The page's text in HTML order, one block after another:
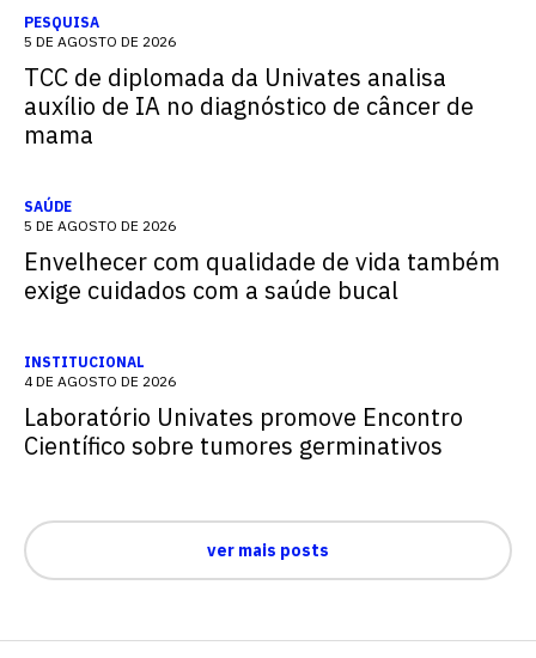
PESQUISA
5 DE AGOSTO DE 2026
TCC de diplomada da Univates analisa
auxílio de IA no diagnóstico de câncer de
mama
SAÚDE
5 DE AGOSTO DE 2026
Envelhecer com qualidade de vida também
exige cuidados com a saúde bucal
INSTITUCIONAL
4 DE AGOSTO DE 2026
Laboratório Univates promove Encontro
Científico sobre tumores germinativos
ver mais posts